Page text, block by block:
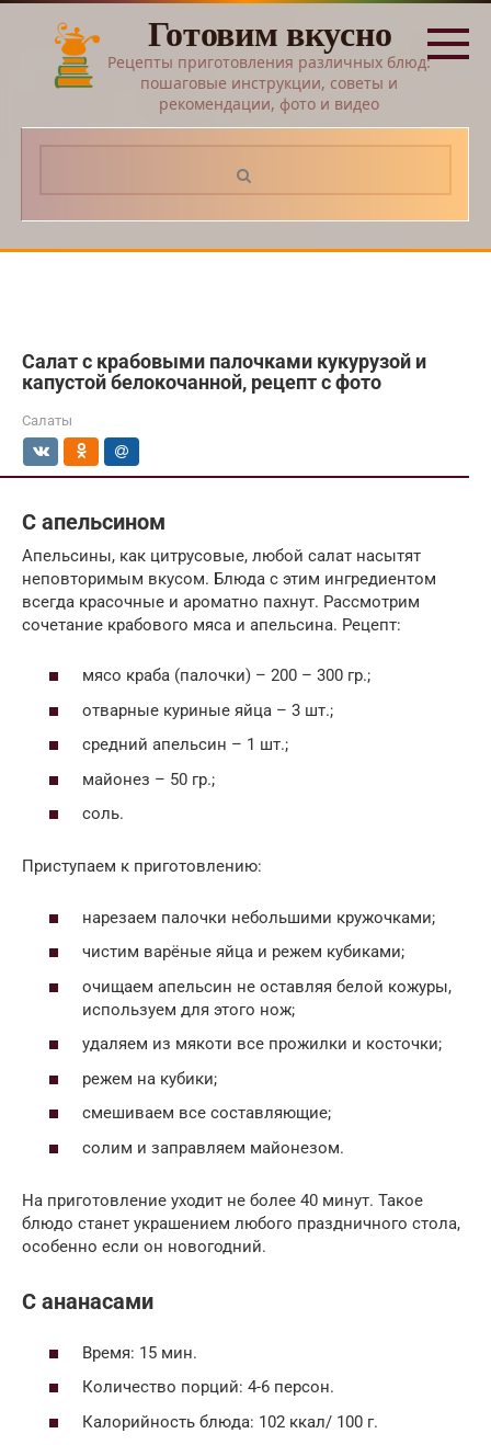
Перейти
контенту
Готовим вкусно
Рецепты приготовления различных блюд:
пошаговые инструкции, советы и
рекомендации, фото и видео
Cалат с крабовыми палочками кукурузой и
капустой белокочанной, рецепт с фото
Салаты
С апельсином
Апельсины, как цитрусовые, любой салат насытят
неповторимым вкусом. Блюда с этим ингредиентом
всегда красочные и ароматно пахнут. Рассмотрим
сочетание крабового мяса и апельсина. Рецепт:
мясо краба (палочки) – 200 – 300 гр.;
отварные куриные яйца – 3 шт.;
средний апельсин – 1 шт.;
майонез – 50 гр.;
соль.
Приступаем к приготовлению:
нарезаем палочки небольшими кружочками;
чистим варёные яйца и режем кубиками;
очищаем апельсин не оставляя белой кожуры,
используем для этого нож;
удаляем из мякоти все прожилки и косточки;
режем на кубики;
смешиваем все составляющие;
солим и заправляем майонезом.
На приготовление уходит не более 40 минут. Такое
блюдо станет украшением любого праздничного стола,
особенно если он новогодний.
С ананасами
Время: 15 мин.
Количество порций: 4-6 персон.
Калорийность блюда: 102 ккал/ 100 г.